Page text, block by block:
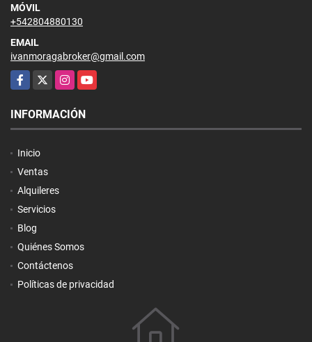
MÓVIL
+542804880130
EMAIL
ivanmoragabroker@gmail.com
Facebook
X InstagramYouTube
INFORMACIÓN
Inicio
Ventas
Alquileres
Servicios
Blog
Quiénes Somos
Contáctenos
Políticas de privacidad